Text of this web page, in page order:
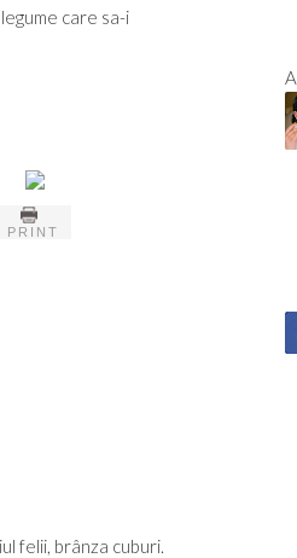
care sa-i
PRINT
felii, brânza cuburi.